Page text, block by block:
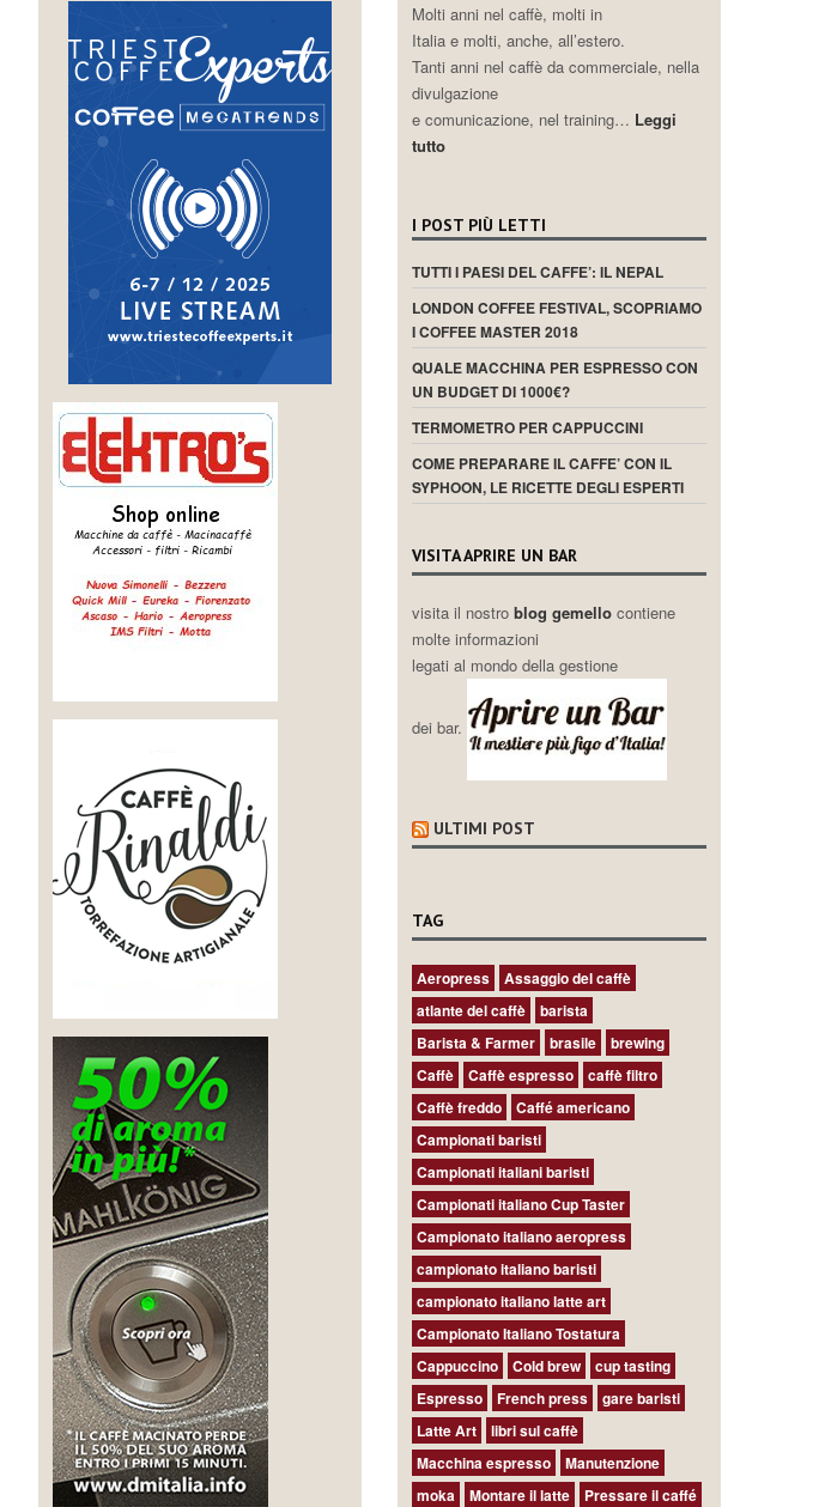
Molti anni nel caffè, molti in
Italia e molti, anche, all’estero.
Tanti anni nel caffè da commerciale, nella
divulgazione
e comunicazione, nel training… Leggi
tutto
I POST PIÙ LETTI
TUTTI I PAESI DEL CAFFE’: IL NEPAL
LONDON COFFEE FESTIVAL, SCOPRIAMO
I COFFEE MASTER 2018
QUALE MACCHINA PER ESPRESSO CON
UN BUDGET DI 1000€?
TERMOMETRO PER CAPPUCCINI
COME PREPARARE IL CAFFE’ CON IL
SYPHOON, LE RICETTE DEGLI ESPERTI
VISITA APRIRE UN BAR
visita il nostro blog gemello contiene
molte informazioni
legati al mondo della gestione
dei bar.
ULTIMI POST
TAG
Aeropress
Assaggio del caffè
atlante del caffè
barista
Barista & Farmer
brasile
brewing
Caffè
Caffè espresso
caffè filtro
Caffè freddo
Caffé americano
Campionati baristi
Campionati italiani baristi
Campionati italiano Cup Taster
Campionato italiano aeropress
campionato italiano baristi
campionato italiano latte art
Campionato Italiano Tostatura
Cappuccino
Cold brew
cup tasting
Espresso
French press
gare baristi
Latte Art
libri sul caffè
Macchina espresso
Manutenzione
moka
Montare il latte
Pressare il caffé